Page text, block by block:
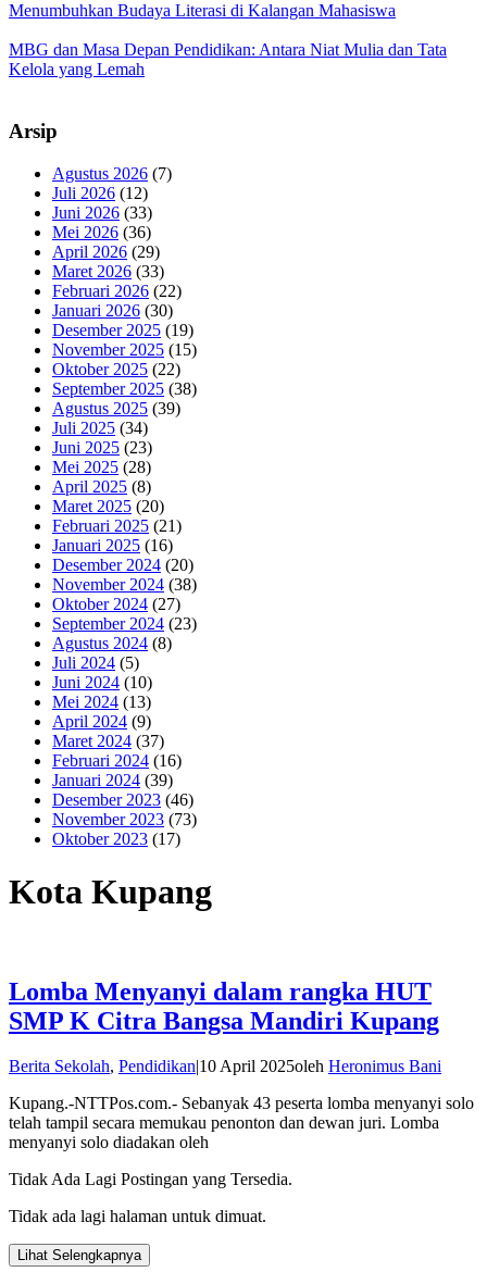
Menumbuhkan Budaya Literasi di Kalangan Mahasiswa
MBG dan Masa Depan Pendidikan: Antara Niat Mulia dan Tata
Kelola yang Lemah
Arsip
Agustus 2026 (7)
Juli 2026 (12)
Juni 2026 (33)
Mei 2026 (36)
April 2026 (29)
Maret 2026 (33)
Februari 2026 (22)
Januari 2026 (30)
Desember 2025 (19)
November 2025 (15)
Oktober 2025 (22)
September 2025 (38)
Agustus 2025 (39)
Juli 2025 (34)
Juni 2025 (23)
Mei 2025 (28)
April 2025 (8)
Maret 2025 (20)
Februari 2025 (21)
Januari 2025 (16)
Desember 2024 (20)
November 2024 (38)
Oktober 2024 (27)
September 2024 (23)
Agustus 2024 (8)
Juli 2024 (5)
Juni 2024 (10)
Mei 2024 (13)
April 2024 (9)
Maret 2024 (37)
Februari 2024 (16)
Januari 2024 (39)
Desember 2023 (46)
November 2023 (73)
Oktober 2023 (17)
Kota Kupang
Lomba Menyanyi dalam rangka HUT
SMP K Citra Bangsa Mandiri Kupang
Berita Sekolah, Pendidikan 10 April 2025oleh Heronimus Bani
Kupang.-NTTPos.com.- Sebanyak 43 peserta lomba menyanyi solo
telah tampil secara memukau penonton dan dewan juri. Lomba
menyanyi solo diadakan oleh
Tidak Ada Lagi Postingan yang Tersedia.
Tidak ada lagi halaman untuk dimuat.
Lihat Selengkapnya